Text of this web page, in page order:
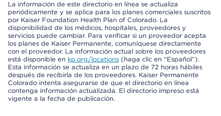
La información de este directorio en línea se actualiza
periódicamente y se aplica para los planes comerciales suscritos
por Kaiser Foundation Health Plan of Colorado. La
disponibilidad de los médicos, hospitales, proveedores y
servicios puede cambiar. Para verificar si un proveedor acepta
los planes de Kaiser Permanente, comuníquese directamente
con el proveedor. La información actual sobre los proveedores
está disponible en kp.org/locations (haga clic en “Español”).
Esta información se actualiza en un plazo de 72 horas hábiles
después de recibirla de los proveedores. Kaiser Permanente
Colorado intenta asegurarse de que el directorio en línea
contenga información actualizada. El directorio impreso está
vigente a la fecha de publicación.